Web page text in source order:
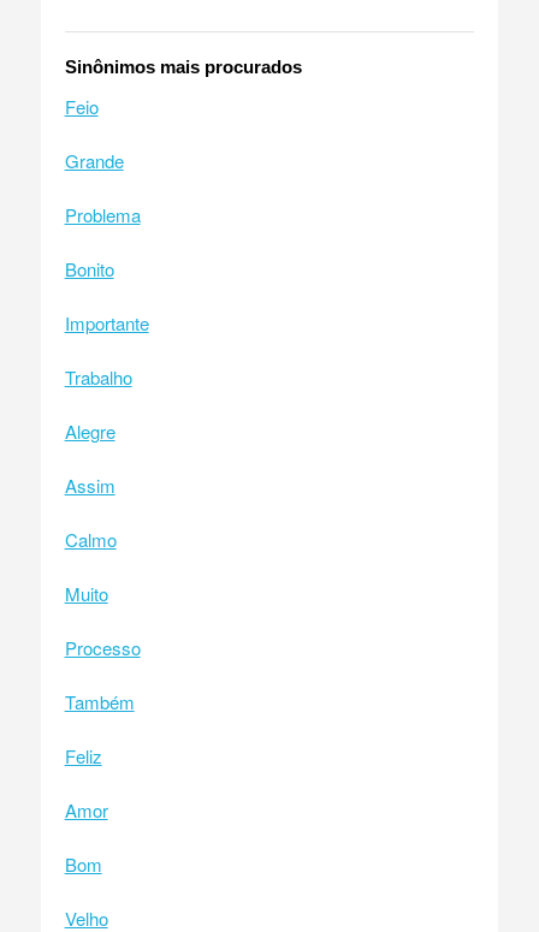
Sinônimos mais procurados
Feio
Grande
Problema
Bonito
Importante
Trabalho
Alegre
Assim
Calmo
Muito
Processo
Também
Feliz
Amor
Bom
Velho